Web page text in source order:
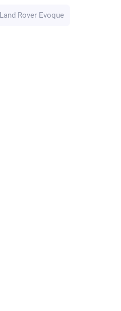
Land Rover Evoque